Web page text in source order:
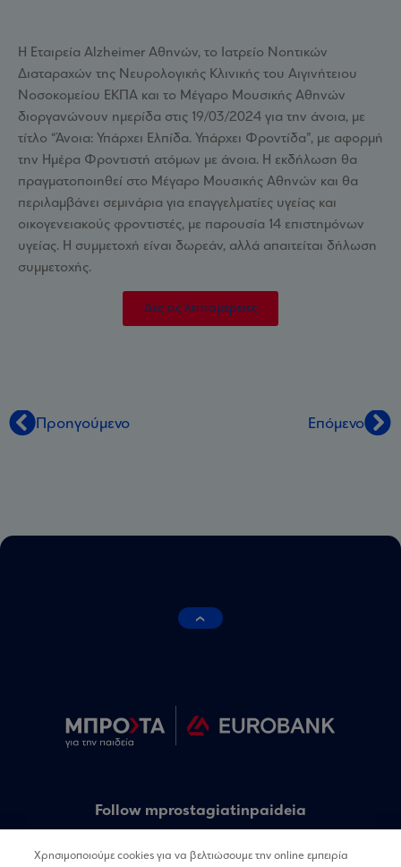
Η Εταιρεία Alzheimer Αθηνών, το Ιατρείο Νοητικών
Διαταραχών της Νευρολογικής Κλινικής του Αιγινήτειου
Νοσοκομείου ΕΚΠΑ και το Μέγαρο Μουσικής Αθηνών
διοργανώνουν ημερίδα στις 19/03/2024 για την άνοια, με
τίτλο “Άνοια: Υπάρχει Ελπίδα. Υπάρχει Φροντίδα”, με αφορμή
την Ημέρα Φροντιστή ατόμων με άνοια. Η εκδήλωση θα
πραγματοποιηθεί στο Μέγαρο Μουσικής Αθηνών και θα
περιλαμβάνει σεμινάρια για επαγγελματίες υγείας και
οικογενειακούς φροντιστές, με παρουσία 14 επιστημόνων
υγείας. Η συμμετοχή είναι δωρεάν, αλλά απαιτείται δήλωση
συμμετοχής.
Δες τις λεπτομέρειες
Προηγούμενο Επόμενο
Follow mprostagiatinpaideia
Χρησιμοποιούμε cookies για να βελτιώσουμε την online εμπειρία